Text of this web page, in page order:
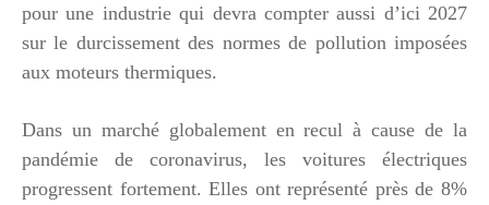
pour une industrie qui devra compter aussi d’ici 2027
sur le durcissement des normes de pollution imposées
aux moteurs thermiques.
Dans un marché globalement en recul à cause de la
pandémie de coronavirus, les voitures électriques
progressent fortement. Elles ont représenté près de 8%